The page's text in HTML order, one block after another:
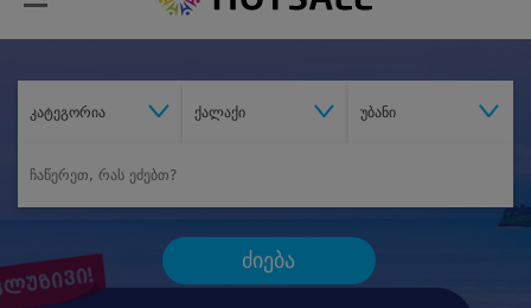
კატეგორია ქალაქი უბანი
ძიება